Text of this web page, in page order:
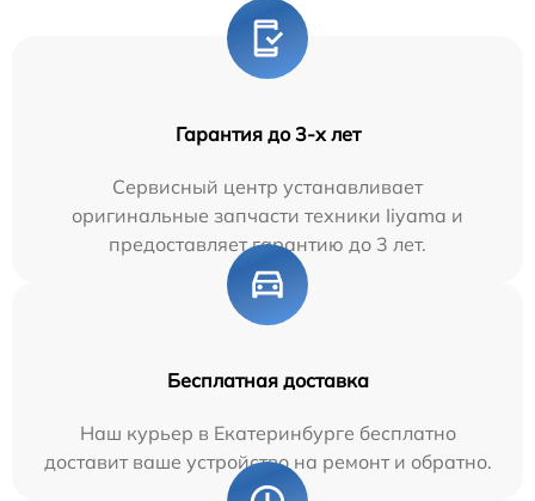
Гарантия до 3-х лет
Сервисный центр устанавливает
оригинальные запчасти техники Iiyama и
предоставляет гарантию до 3 лет.
Бесплатная доставка
Наш курьер в Екатеринбурге бесплатно
доставит ваше устройство на ремонт и обратно.